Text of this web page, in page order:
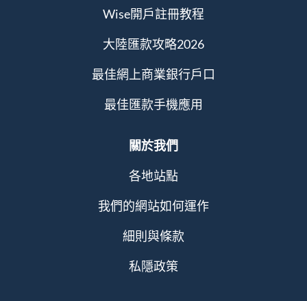
Wise開戶註冊教程
大陸匯款攻略2026
最佳網上商業銀行戶口
最佳匯款手機應用
關於我們
各地站點
我們的網站如何運作
細則與條款
私隱政策